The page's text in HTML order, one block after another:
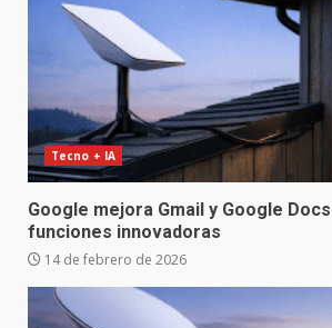
Tecno + IA
Google mejora Gmail y Google
funciones innovadoras
14 de febrero de 2026